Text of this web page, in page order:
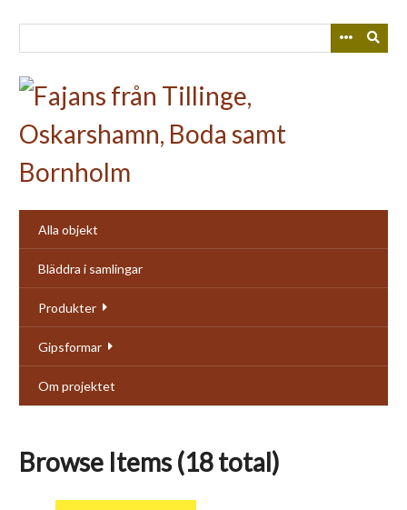
Alla objekt
Bläddra i samlingar
Produkter
Gipsformar
Om projektet
Browse Items (18 total)